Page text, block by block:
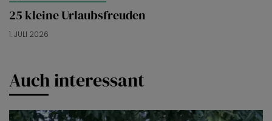
25 kleine Urlaubsfreuden
1. JULI 2026
Auch interessant